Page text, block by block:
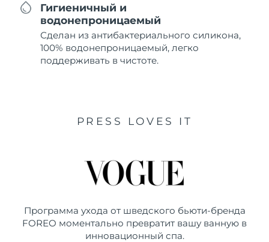
Гигиеничный и
водонепроницаемый
Сделан из антибактериального силикона,
100% водонепроницаемый, легко
поддерживать в чистоте.
PRESS LOVES IT
Программа ухода от шведского бьюти-бренда
FOREO моментально превратит вашу ванную в
инновационный спа.